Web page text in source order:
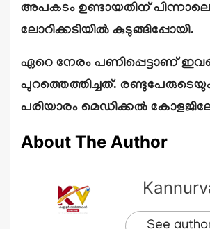
അപകടം ഉണ്ടായതിന്
ലോറിക്കടിയില്‍ കുടുങ്ങിപ്പോയി.
ഏറെ നേരം പണിപ്പെട്ടാണ്
പുറത്തെത്തിച്ചത്.
പരിയാരം മെഡിക്കല്‍
About The Author
See